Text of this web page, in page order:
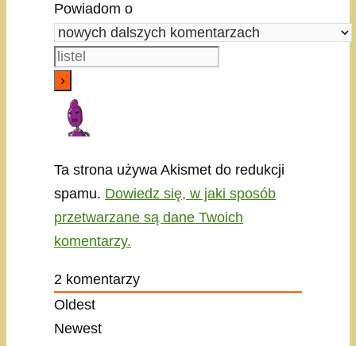
Powiadom o
Ta strona używa Akismet do redukcji
spamu. Dowiedz się, w jaki sposób
przetwarzane są dane Twoich
komentarzy.
2 komentarzy
Oldest
Newest